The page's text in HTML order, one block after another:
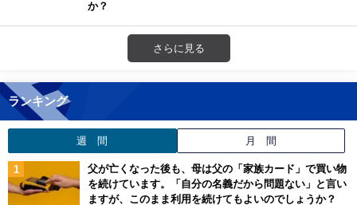
か？
さらに見る
ランキング
週 間 月 間
父が亡くなった後も、母は父の「家族カード」で買い物
を続けています。「自分の名義だから問題ない」と言い
ますが、このまま利用を続けてもよいのでしょうか？